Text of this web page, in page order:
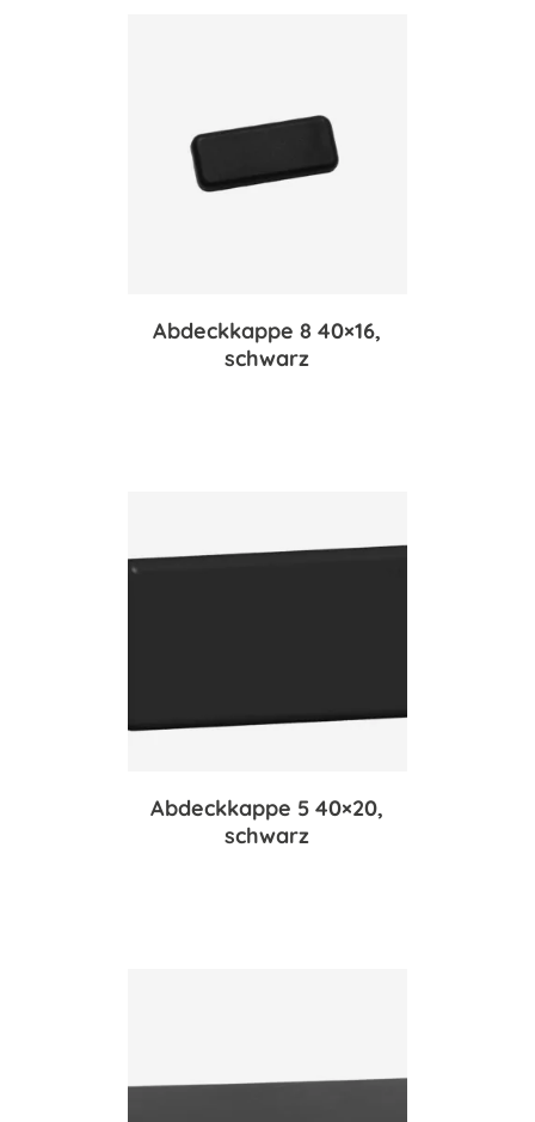
Abdeckkappe 8 40×16,
schwarz
Abdeckkappe 5 40×20,
schwarz